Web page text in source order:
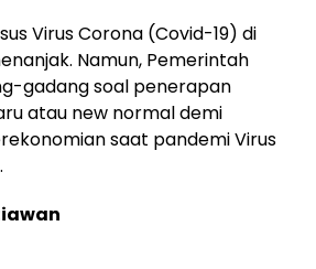
Virus Corona (Covid-19) di
Namun, Pemerintah
gadang soal penerapan
atau new normal demi
saat pandemi Virus